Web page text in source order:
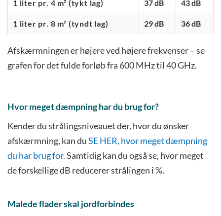
1 liter pr. 4 m² (tykt lag) 37 dB 43 dB
1 liter pr. 8 m² (tyndt lag) 29 dB 36 dB
Afskærmningen er højere ved højere frekvenser – se
grafen for det fulde forløb fra 600 MHz til 40 GHz.
Hvor meget dæmpning har du brug for?
Kender du strålingsniveauet der, hvor du ønsker
afskærmning, kan duSE HER, hvor meget dæmpning
du har brug for.Samtidig kan du også se, hvor meget
de forskellige dB reducerer strålingen i %.
Malede flader skal jordforbindes